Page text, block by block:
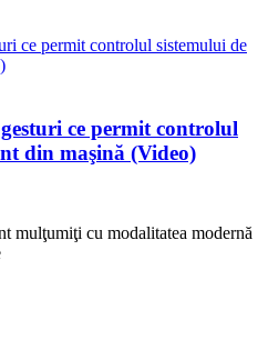
ce permit controlul
din maşină (Video)
mulţumiţi cu modalitatea modernă